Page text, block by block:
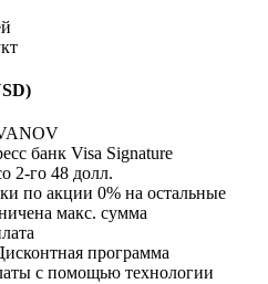
банк Visa Signature
2-го 48 долл.
по акции 0% на остальные
макс. сумма
программа
с помощью технологии